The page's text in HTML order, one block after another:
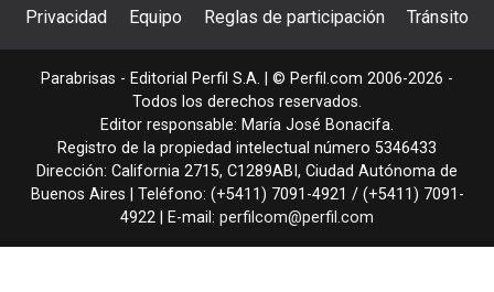
Privacidad Equipo Reglas de participación Tránsito
Parabrisas - Editorial Perfil S.A. | © Perfil.com 2006-2026 -
Todos los derechos reservados.
Editor responsable: María José Bonacifa.
Registro de la propiedad intelectual número 5346433
Dirección: California 2715, C1289ABI , Ciudad Autónoma de
Buenos Aires | Teléfono: (+5411) 7091-4921 / (+5411) 7091-
4922 | E-mail: perfilcom@perfil.com